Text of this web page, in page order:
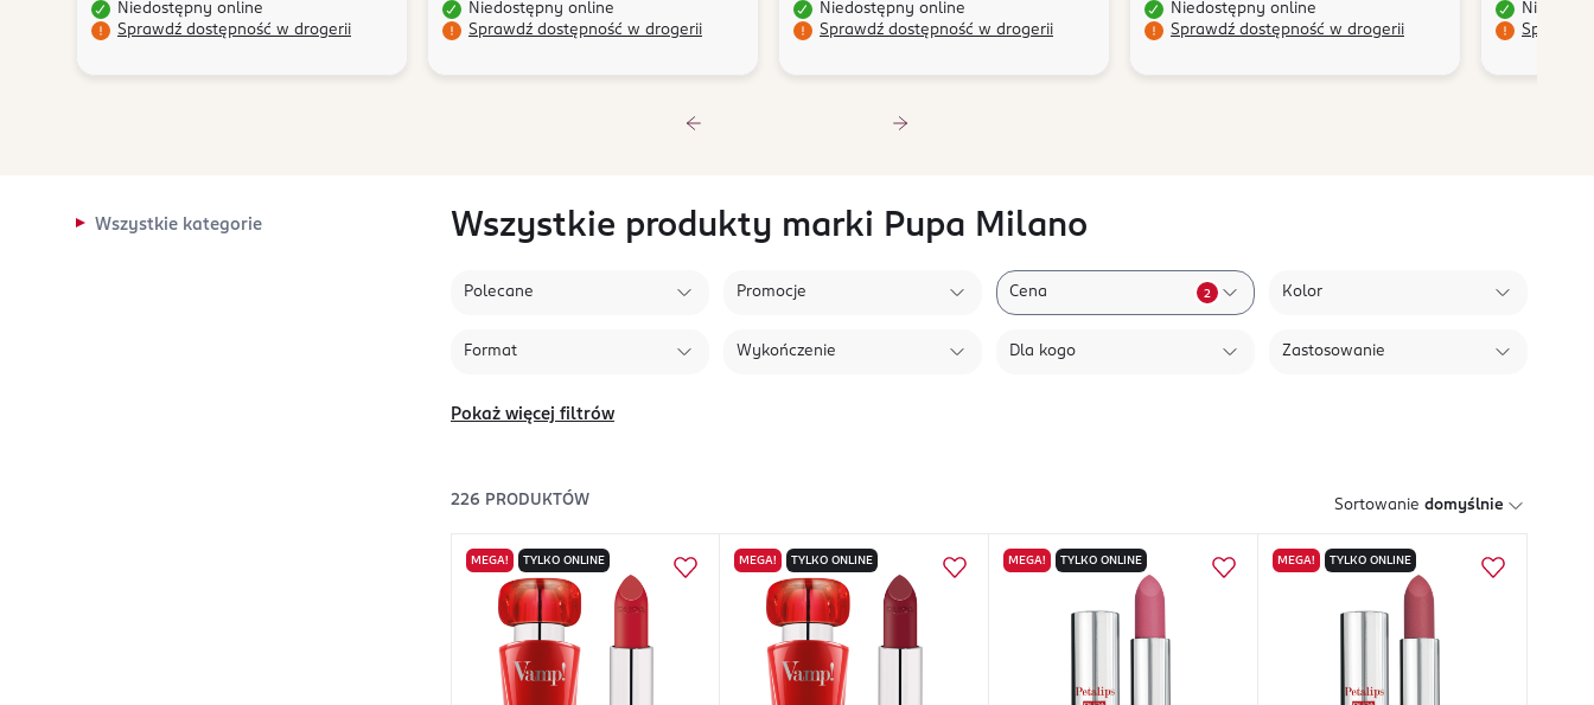
Niedostępny online
Sprawdź dostępność w drogerii
Niedostępny online
Sprawdź dostępność w drogerii
Niedostępny online
Sprawdź dostępność w drogerii
Niedostępny online
Sprawdź dostępność w drogerii
Sprawdź
Wszystkie kategorie Wszystkie produkty marki Pupa Milano
Polecane Promocje Cena 2 Kolor
Format Wykończenie Dla kogo Zastosowanie
Pokaż więcej filtrów
226 PRODUKTÓW Sortowanie domyślnie
MEGA! TYLKO ONLINE MEGA! TYLKO ONLINE MEGA! TYLKO ONLINE MEGA! TYLKO ONLINE